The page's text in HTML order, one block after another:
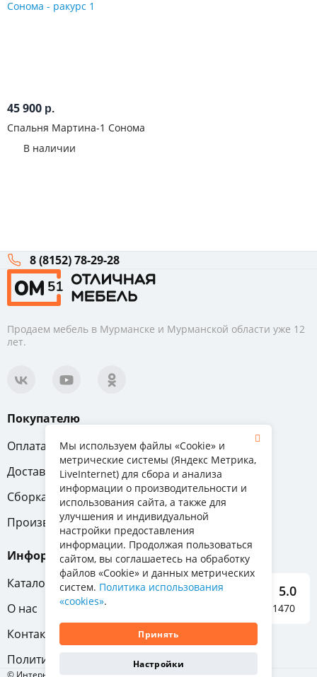
45 900 р.
Спальня Мартина-1 Сонома
В наличии
8 (8152) 78-29-28
Продаем мебель в Мурманске и Мурманской области уже 12
лет.
Покупателю
Оплата
Вопрос-ответ
Доставка
Обмен и возврат
Сборка
Гарантия
Производители
Информация
Каталог мебели
О нас
Контакты
Политика конфиденциальности
5.0
Отзывы о нас 1470
Мы используем файлы «Cookie» и
метрические системы (Яндекс Метрика,
LiveInternet) для сбора и анализа
информации о производительности и
использования сайта, а также для
улучшения и индивидуальной
настройки предоставления
информации. Продолжая пользоваться
сайтом, вы соглашаетесь на обработку
файлов «Cookie» и данных метрических
систем. Политика использования
«cookies».
Принять
Настройки